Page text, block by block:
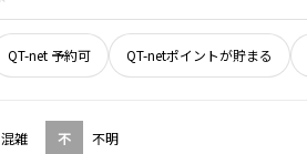
QT-net 予約可 QT-netポイントが貯まる
混雑 不 不明